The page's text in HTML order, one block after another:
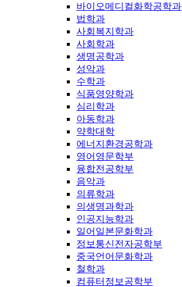
바이오메디컬화학공학과
법학과
사회복지학과
사회학과
생명공학과
성악과
수학과
식품영양학과
심리학과
아동학과
약학대학
에너지환경공학과
영어영문학부
융합전공학부
음악과
의류학과
의생명과학과
인공지능학과
일어일본문화학과
정보통신전자공학부
중국언어문화학과
철학과
컴퓨터정보공학부